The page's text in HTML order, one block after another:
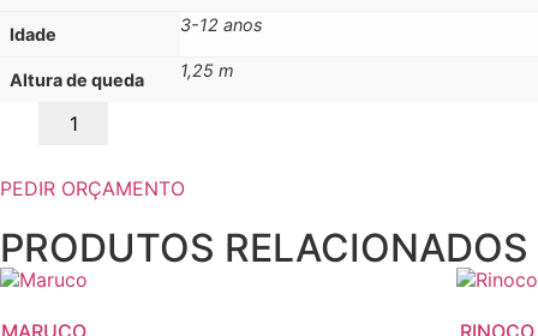
Idade 3-12 anos
Altura de queda 1,25 m
PEDIR ORÇAMENTO
PRODUTOS RELACIONADOS